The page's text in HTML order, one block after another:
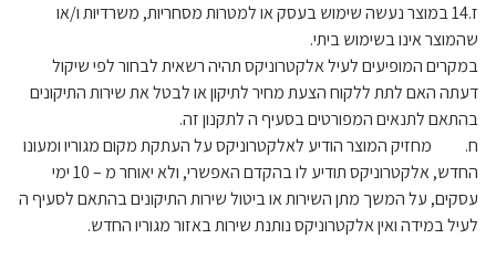
ז.14 במוצר נעשה שימוש בעסק או למטרות מסחריות, משרדיות ו/או
שהמוצר אינו בשימוש ביתי.
במקרים המופיעים לעיל אלקטרוניקס תהיה רשאית לבחור לפי שיקול
דעתה האם לתת ללקוח הצעת מחיר לתיקון או לבטל את שירות התיקונים
בהתאם לתנאים המפורטים בסעיף ה לתקנון זה.
ח. מחזיק המוצר הודיע לאלקטרוניקס על העתקת מקום מגוריו ומעונו
החדש, אלקטרוניקס תודיע לו בהקדם האפשרי, ולא יאוחר מ – 10 ימי
עסקים, על המשך מתן השירות או ביטול שירות התיקונים בהתאם לסעיף ה
לעיל במידה ואין אלקטרוניקס נותנת שירות באזור מגוריו החדש.